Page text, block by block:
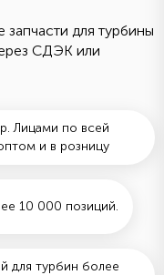
для турбины
СДЭК или
Лицами по всей
и в розницу
10 000 позиций.
для турбин более